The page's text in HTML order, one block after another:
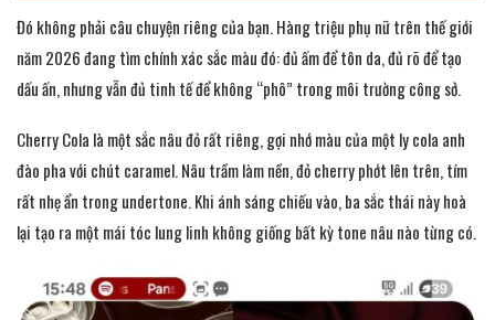
Đó không phải câu chuyện riêng của bạn. Hàng triệu phụ nữ trên thế giới
năm 2026 đang tìm chính xác sắc màu đó: đủ ấm để tôn da, đủ rõ để tạo
dấu ấn, nhưng vẫn đủ tinh tế để không “phô” trong môi trường công sở.
Cherry Cola là một sắc nâu đỏ rất riêng, gợi nhớ màu của một ly cola anh
đào pha với chút caramel. Nâu trầm làm nền, đỏ cherry phớt lên trên, tím
rất nhẹ ẩn trong undertone. Khi ánh sáng chiếu vào, ba sắc thái này hoà
lại tạo ra một mái tóc lung linh không giống bất kỳ tone nâu nào từng có.